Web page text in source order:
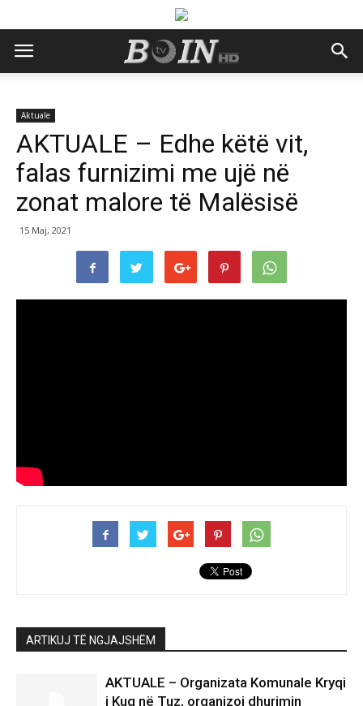
Aktuale
AKTUALE – Edhe këtë vit,
falas furnizimi me ujë në
zonat malore të Malësisë
15 Maj, 2021
ARTIKUJ TË NGJAJSHËM
AKTUALE – Organizata Komunale Kryqi
i Kuq në Tuz, organizoi dhurimin